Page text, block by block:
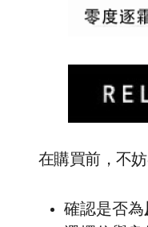
在購買前，不
確認是否為